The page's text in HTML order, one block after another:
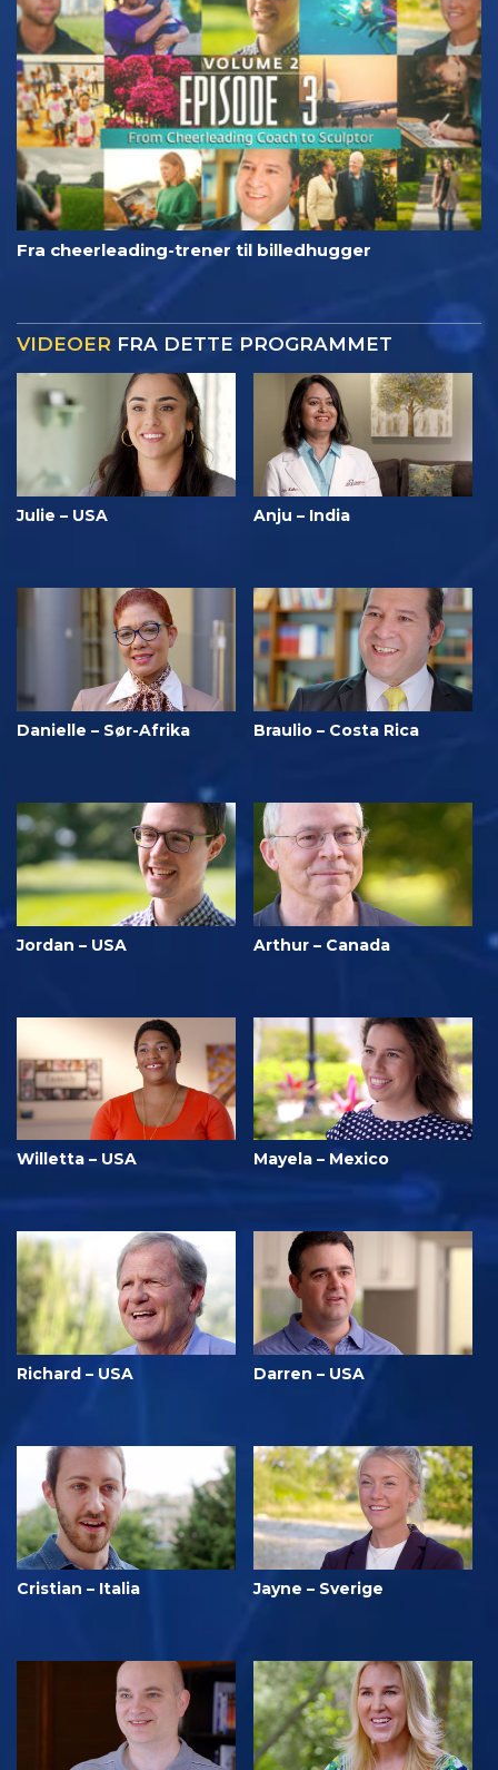
Fra cheerleading-trener til billedhugger
VIDEOER FRA DETTE PROGRAMMET
Julie – USA Anju – India
Danielle – Sør-Afrika Braulio – Costa Rica
Jordan – USA Arthur – Canada
Willetta – USA Mayela – Mexico
Richard – USA Darren – USA
Cristian – Italia Jayne – Sverige